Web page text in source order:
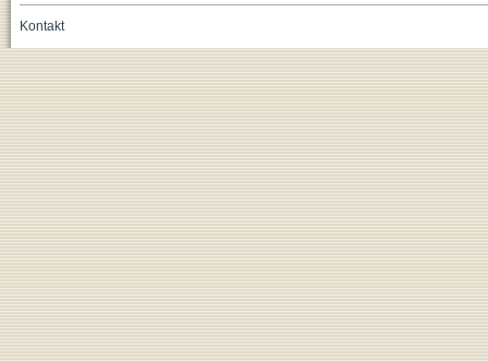
Kontakt